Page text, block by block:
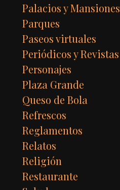
Palacios y Mansiones
Parques
Paseos virtuales
Periódicos y Revistas
Personajes
Plaza Grande
Queso de Bola
Refrescos
Reglamentos
Relatos
Religión
Restaurante